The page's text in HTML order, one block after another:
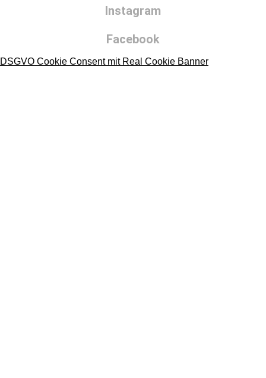
Instagram
Facebook
DSGVO Cookie Consent mit Real Cookie Banner